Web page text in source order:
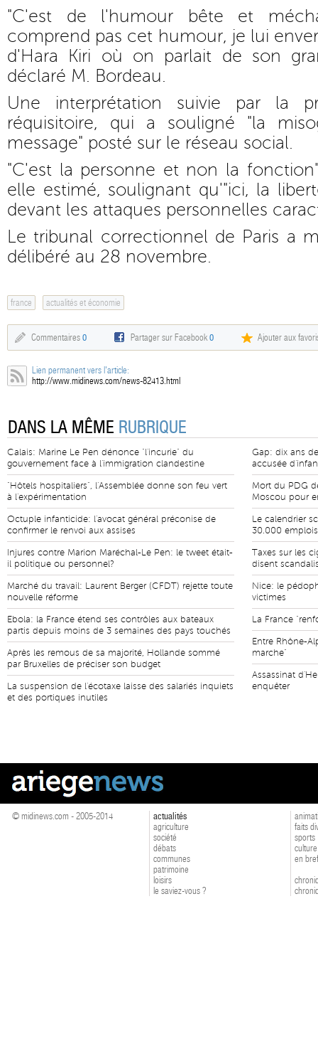
"C'est de l'humour bête et
comprend pas cet humour, je lui
d'Hara Kiri où on parlait de son
déclaré M. Bordeau.
Une interprétation suivie par la
réquisitoire, qui a souligné "la
message" posté sur le réseau social.
"C'est la personne et non la
elle estimé, soulignant qu'"ici, la
devant les attaques personnelles
Le tribunal correctionnel de Paris a
délibéré au 28 novembre.
france actualités et économie
Commentaires 0 Partager sur Facebook0 Ajouter aux
Lien permanent vers l'article:
http://www.midinews.com/news-82413.html
DANS LA MÊME RUBRIQUE
Calais: Marine Le Pen dénonce "l'incurie" du
gouvernement face à l'immigration clandestine
"Hôtels hospitaliers", l'Assemblée donne son feu vert
à l'expérimentation
Octuple infanticide: l'avocat général préconise de
confirmer le renvoi aux assises
Injures contre Marion Maréchal-Le Pen: le tweet était-
il politique ou personnel?
Marché du travail: Laurent Berger (CFDT) rejette toute
nouvelle réforme
Ebola: la France étend ses contrôles aux bateaux
partis depuis moins de 3 semaines des pays touchés
Après les remous de sa majorité, Hollande sommé
par Bruxelles de préciser son budget
La suspension de l'écotaxe laisse des salariés inquiets
et des portiques inutiles
Gap: dix ans
accusée
Mort du PDG
Moscou pour
Le calendrier
30.000
Taxes sur les
disent
Nice: le
victimes
La France
Entre Rhône-
marche"
Assassinat
enquêter
© midinews.com - 2005-2014
actualités
agriculture
société
débats
communes
patrimoine
loisirs
le saviez-vous ?
faits
sports
culture
en bref